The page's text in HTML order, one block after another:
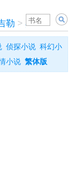
勒 > 黑色隐形者
侦探小说 科幻小
小说 繁体版